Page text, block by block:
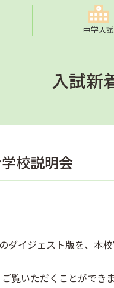
中学入試
入試新
校説明会
ダイジェスト版を、本
覧いただくことができ